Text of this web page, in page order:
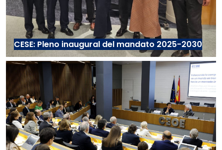
CESE: Pleno inaugural del mandato 2025-2030